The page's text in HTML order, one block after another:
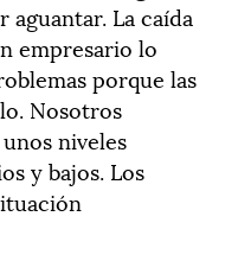
La caída
empresario lo
porque las
Nosotros
niveles
y bajos. Los